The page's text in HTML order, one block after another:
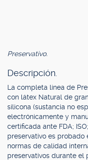
Preservativo.
Descripción.
La completa línea de
con látex Natural de
silicona (sustancia no
electrónicamente y
certificada ante FDA;
preservativo es
normas de calidad
preservativos durante el